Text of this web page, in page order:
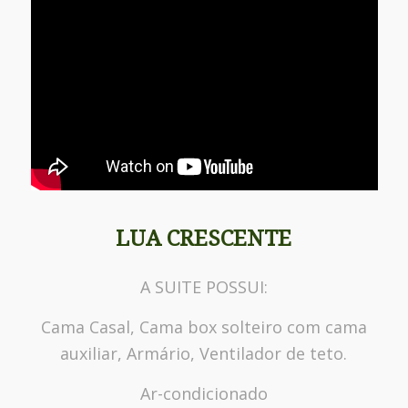
LUA CRESCENTE
A SUITE POSSUI:
Cama Casal, Cama box solteiro com cama
auxiliar, Armário, Ventilador de teto.
Ar-condicionado